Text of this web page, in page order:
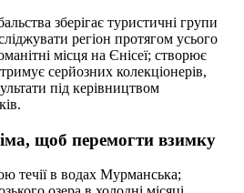
зберігає туристичні групи
регіон протягом усього
місця на Єнісеї; створює
серйозних колекціонерів,
під керівництвом
щоб перемогти взимку
течії в водах Мурманська;